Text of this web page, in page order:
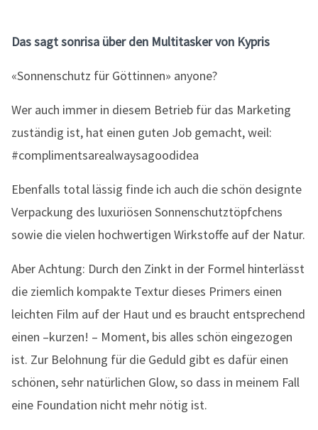
Das sagt sonrisa über den Multitasker von Kypris
«Sonnenschutz für Göttinnen» anyone?
Wer auch immer in diesem Betrieb für das Marketing
zuständig ist, hat einen guten Job gemacht, weil:
#complimentsarealwaysagoodidea
Ebenfalls total lässig finde ich auch die schön designte
Verpackung des luxuriösen Sonnenschutztöpfchens
sowie die vielen hochwertigen Wirkstoffe auf der Natur.
Aber Achtung: Durch den Zinkt in der Formel hinterlässt
die ziemlich kompakte Textur dieses Primers einen
leichten Film auf der Haut und es braucht entsprechend
einen –kurzen! – Moment, bis alles schön eingezogen
ist. Zur Belohnung für die Geduld gibt es dafür einen
schönen, sehr natürlichen Glow, so dass in meinem Fall
eine Foundation nicht mehr nötig ist.